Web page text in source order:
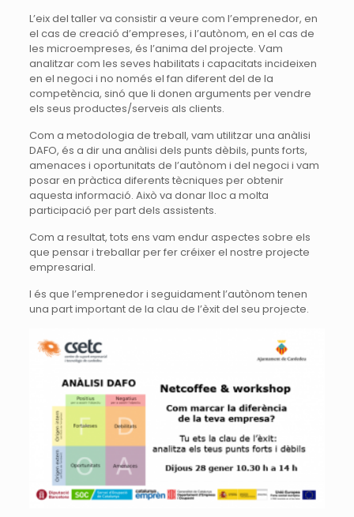
L’eix del taller va consistir a veure com l’emprenedor, en
el cas de creació d’empreses, i l’autònom, en el cas de
les microempreses, és l’anima del projecte. Vam
analitzar com les seves habilitats i capacitats incideixen
en el negoci i no només el fan diferent del de la
competència, sinó que li donen arguments per vendre
els seus productes/serveis als clients.
Com a metodologia de treball, vam utilitzar una anàlisi
DAFO, és a dir una anàlisi dels punts dèbils, punts forts,
amenaces i oportunitats de l’autònom i del negoci i vam
posar en pràctica diferents tècniques per obtenir
aquesta informació. Això va donar lloc a molta
participació per part dels assistents.
Com a resultat, tots ens vam endur aspectes sobre els
que pensar i treballar per fer créixer el nostre projecte
empresarial.
I és que l’emprenedor i seguidament l’autònom tenen
una part important de la clau de l’èxit del seu projecte.